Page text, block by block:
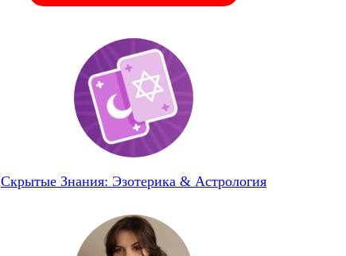
Скрытые Знания: Эзотерика & Астрология